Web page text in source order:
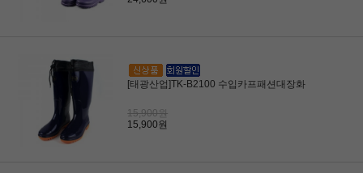
[태광산업]TK-B2100 수입카프패션대장화
15,900원
15,900원